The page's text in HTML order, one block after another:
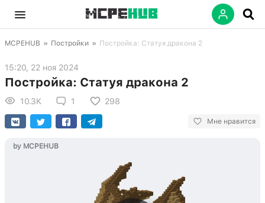
MCPEHUB » Постройки » Постройка: Статуя дракона 2
15:20, 22 ноя 2024
Постройка: Статуя дракона 2
10.3K 1 298
Мне нравится
by MCPEHUB